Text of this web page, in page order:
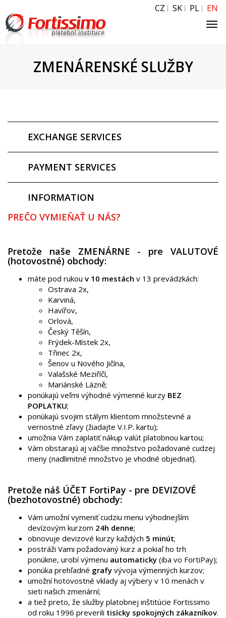
CZ SK PL EN
ZMENÁRENSKÉ SLUŽBY
EXCHANGE SERVICES
PAYMENT SERVICES
INFORMATION
PREČO VYMIEŇAŤ U NÁS?
Pretože naše ZMENÁRNE - pre VALUTOVÉ
(hotovostné) obchody:
máte pod rukou v 10 mestách v 13 prevádzkách:
Ostrava 2x,
Karviná,
Havířov,
Orlová,
Český Těšín,
Frýdek-Místek 2x,
Třinec 2x,
Šenov u Nového Jičína,
Valašské Meziříčí,
Mariánské Lázně;
ponúkajú veľmi výhodné výmenné kurzy BEZ
POPLATKU;
ponúkajú svojim stálym klientom množstevné a
vernostné zľavy (žiadajte V.I.P. kartu);
umožnia Vám zaplatiť nákup valút platobnou kartou;
Vám obstarajú aj väčšie množstvo požadované cudzej
meny (nadlimitné množstvo je vhodné objednať).
Pretože náš ÚČET FortiPay - pre DEVIZOVÉ
(bezhotovostné) obchody:
Vám umožní vymeniť cudziu menu výhodnejším
devízovým kurzom 24h denne;
obnovuje devizové kurzy každých 5 minút;
postráži Vami požadovaný kurz a pokiaľ ho trh
ponúkne, urobí výmenu automaticky (iba vo FortiPay);
ponúka prehľadné grafy vývoja výmenných kurzov;
umožní hotovostné vklady aj výbery v 10 menách v
sieti našich zmenární;
a tiež preto, že služby platobnej inštitúcie Fortissimo
od roku 1996 preverili tisícky spokojných zákazníkov.